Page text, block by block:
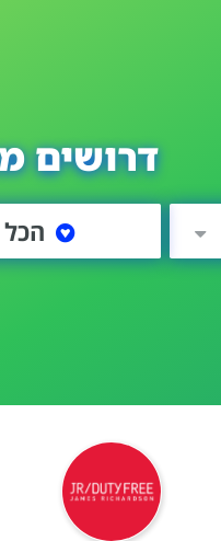
דרושים
הכל